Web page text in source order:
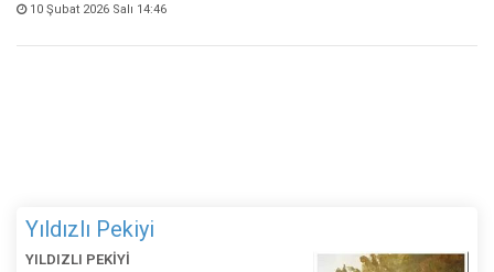
10 Şubat 2026 Salı 14:46
Yıldızlı Pekiyi
YILDIZLI PEKİYİ